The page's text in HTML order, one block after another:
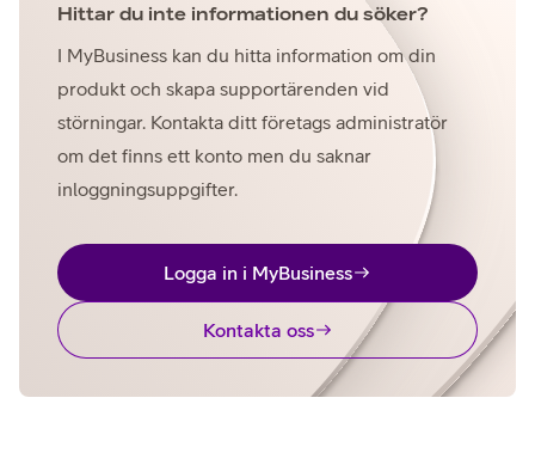
Hittar du inte informationen du söker?
I MyBusiness kan du hitta information om din
produkt och skapa supportärenden vid
störningar. Kontakta ditt företags administratör
om det finns ett konto men du saknar
inloggningsuppgifter.
Logga in i MyBusiness
Kontakta oss